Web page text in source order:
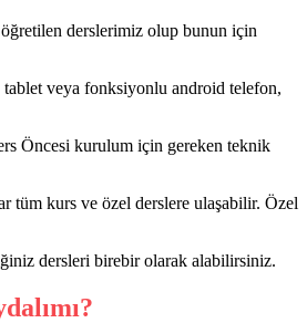
derslerimiz olup bunun için
veya fonksiyonlu android telefon,
Öncesi kurulum için gereken teknik
tüm kurs ve özel derslere ulaşabilir. Özel
dersleri birebir olarak alabilirsiniz.